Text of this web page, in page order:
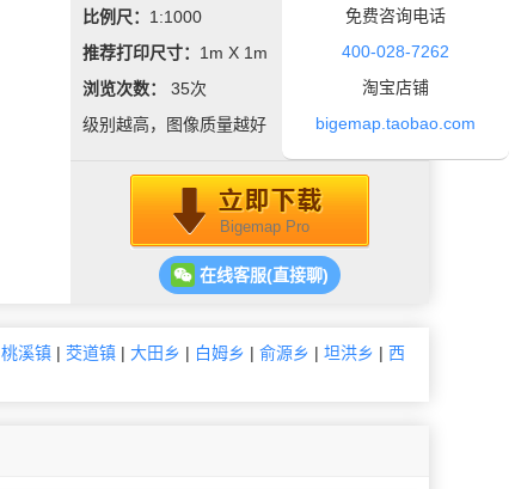
比例尺： 1:1000
推荐打印尺寸： 1m X 1m
浏览次数： 35次
级别越高，图像质量越好
Bigemap Pro
在线客服(直接聊)
桃溪镇 | 茭道镇 | 大田乡 | 白姆乡 | 俞源乡 | 坦洪乡 | 西
免费咨询电话
400-028-7262
淘宝店铺
bigemap.taobao.com